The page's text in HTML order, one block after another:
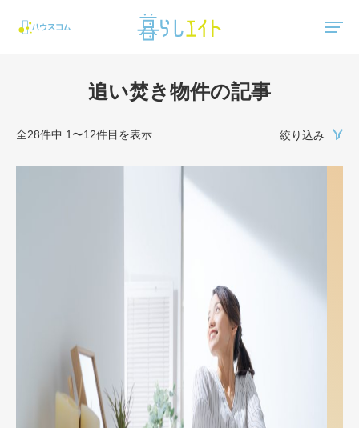
追い焚き物件の記事
全28件中 1〜12件目を表示 絞り込み